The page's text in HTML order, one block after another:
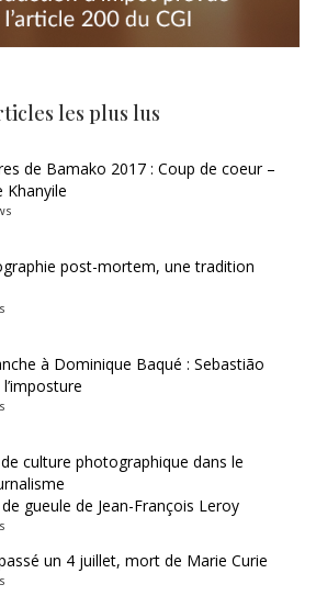
les plus lus
de Bamako 2017 : Coup de coeur –
Khanyile
post-mortem, une tradition
à Dominique Baqué : Sebastião
culture photographique dans le
gueule de Jean-François Leroy
un 4 juillet, mort de Marie Curie